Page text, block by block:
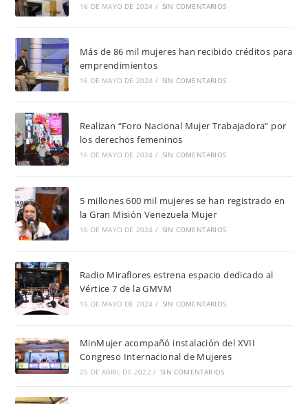
16 DE MAYO DE 2024 / SIN COMENTARIOS
Más de 86 mil mujeres han recibido créditos para
emprendimientos
16 DE MAYO DE 2024 / SIN COMENTARIOS
Realizan “Foro Nacional Mujer Trabajadora” por
los derechos femeninos
16 DE MAYO DE 2024 / SIN COMENTARIOS
5 millones 600 mil mujeres se han registrado en
la Gran Misión Venezuela Mujer
16 DE MAYO DE 2024 / SIN COMENTARIOS
Radio Miraflores estrena espacio dedicado al
Vértice 7 de la GMVM
16 DE MAYO DE 2024 / SIN COMENTARIOS
MinMujer acompañó instalación del XVII
Congreso Internacional de Mujeres
25 DE ABRIL DE 2022 / SIN COMENTARIOS